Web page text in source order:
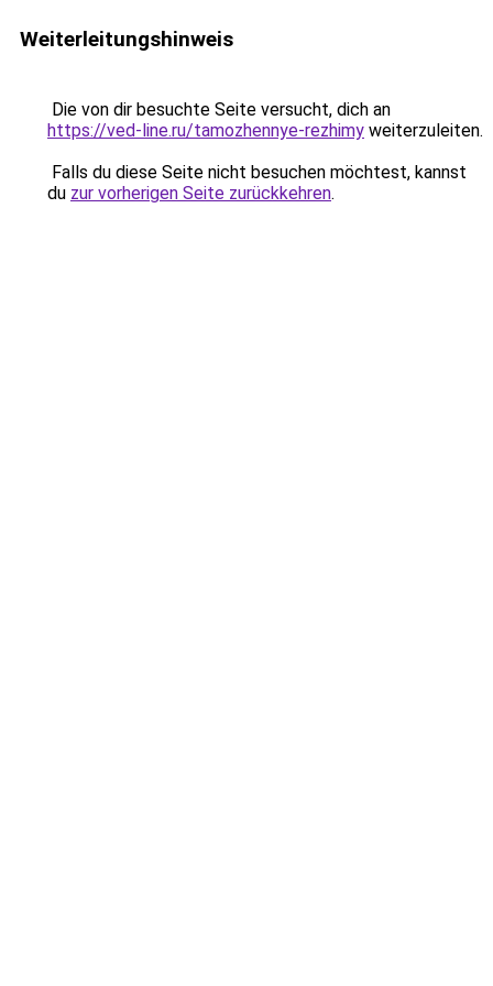
Weiterleitungshinweis
Die von dir besuchte Seite versucht, dich an
https://ved-line.ru/tamozhennye-rezhimy weiterzuleiten.
Falls du diese Seite nicht besuchen möchtest, kannst
du zur vorherigen Seite zurückkehren.